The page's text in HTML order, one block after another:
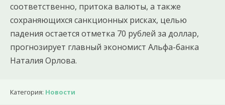
соответственно, притока валюты, а также
сохраняющихся санкционных рисках, целью
падения остается отметка 70 рублей за доллар,
прогнозирует главный экономист Альфа-банка
Наталия Орлова.
Категория: Новости